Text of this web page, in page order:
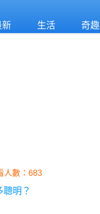
新 生活 奇趣
人數：683
明？